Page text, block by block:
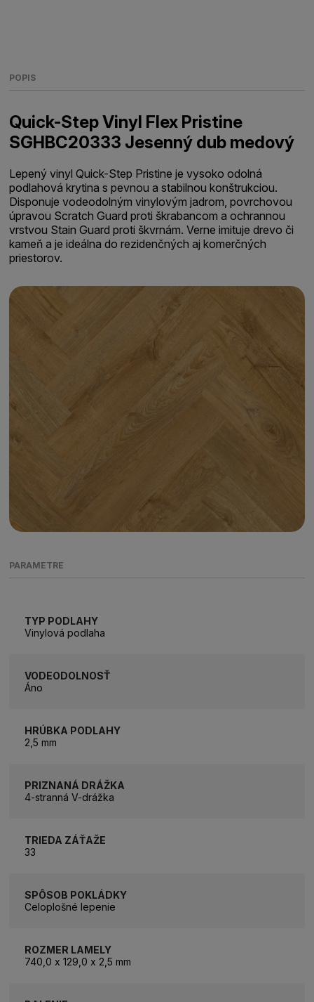
POPIS
Quick-Step Vinyl Flex Pristine
SGHBC20333 Jesenný dub medový
Lepený vinyl Quick-Step Pristine je vysoko odolná
podlahová krytina s pevnou a stabilnou konštrukciou.
Disponuje vodeodolným vinylovým jadrom, povrchovou
úpravou Scratch Guard proti škrabancom a ochrannou
vrstvou Stain Guard proti škvrnám. Verne imituje drevo či
kameň a je ideálna do rezidenčných aj komerčných
priestorov.
PARAMETRE
TYP PODLAHY
Vinylová podlaha
VODEODOLNOSŤ
Áno
HRÚBKA PODLAHY
2,5 mm
PRIZNANÁ DRÁŽKA
4-stranná V-drážka
TRIEDA ZÁŤAŽE
33
SPÔSOB POKLÁDKY
Celoplošné lepenie
ROZMER LAMELY
740,0 x 129,0 x 2,5 mm